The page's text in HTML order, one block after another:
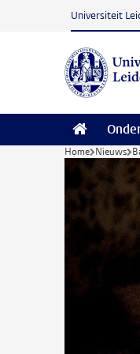
Ga naar hoofdinhoud
Universiteit
Home Nieuws